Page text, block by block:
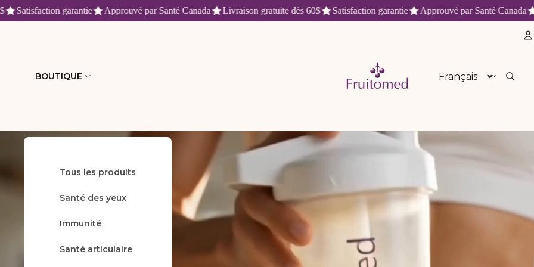
garantie Approuvé par Santé Canada Livraison gratuite dès 60$ Satisfaction garantie Approuvé par Santé Canada
Fruitomed : produits de santé naturels et antioxydants du Québec
BOUTIQUE
Tous les produits
Santé des yeux
Immunité
Santé articulaire
Langue